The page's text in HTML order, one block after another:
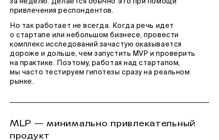
за неделю. Делается обычно это при помощи
привлечения респондентов.
Но так работает не всегда. Когда речь идет
о стартапе или небольшом бизнесе, провести
комплекс исследований зачастую оказывается
дороже и дольше, чем запустить MVP и проверить
на практике. Поэтому, работая над стартапом,
мы часто тестируем гипотезы сразу на реальном
рынке.
MLP — минимально привлекательный
продукт